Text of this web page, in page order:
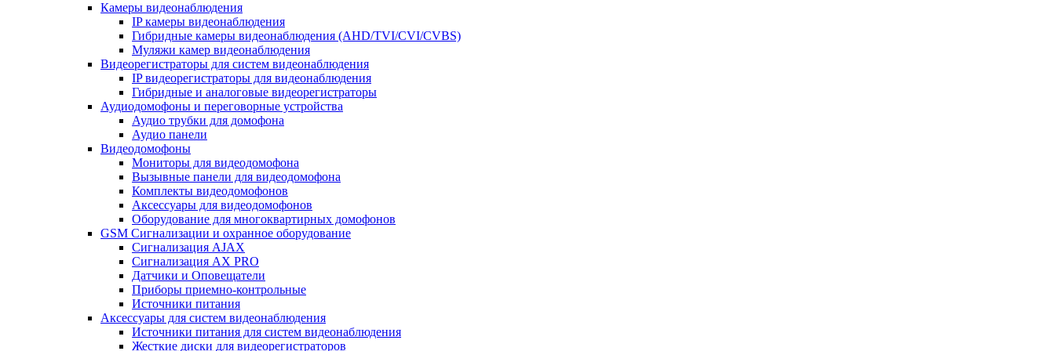
Камеры видеонаблюдения
IP камеры видеонаблюдения
Гибридные камеры видеонаблюдения (AHD/TVI/CVI/CVBS)
Муляжи камер видеонаблюдения
Видеорегистраторы для систем видеонаблюдения
IP видеорегистраторы для видеонаблюдения
Гибридные и аналоговые видеорегистраторы
Аудиодомофоны и переговорные устройства
Аудио трубки для домофона
Аудио панели
Видеодомофоны
Мониторы для видеодомофона
Вызывные панели для видеодомофона
Комплекты видеодомофонов
Аксессуары для видеодомофонов
Оборудование для многоквартирных домофонов
GSM Сигнализации и охранное оборудование
Сигнализация AJAX
Сигнализация AX PRO
Датчики и Оповещатели
Приборы приемно-контрольные
Источники питания
Аксессуары для систем видеонаблюдения
Источники питания для систем видеонаблюдения
Жесткие диски для видеорегистраторов